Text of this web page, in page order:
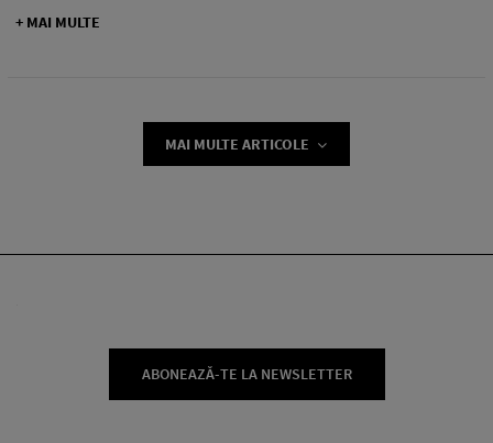
+ MAI MULTE
MAI MULTE ARTICOLE
ABONEAZĂ-TE LA NEWSLETTER